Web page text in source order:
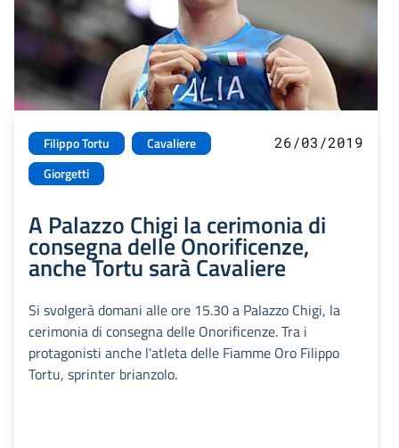
Filippo Tortu
Cavaliere
Giorgetti
26/03/2019
A Palazzo Chigi la cerimonia di
consegna delle Onorificenze,
anche Tortu sarà Cavaliere
Si svolgerà domani alle ore 15.30 a Palazzo Chigi, la
cerimonia di consegna delle Onorificenze. Tra i
protagonisti anche l'atleta delle Fiamme Oro Filippo
Tortu, sprinter brianzolo.